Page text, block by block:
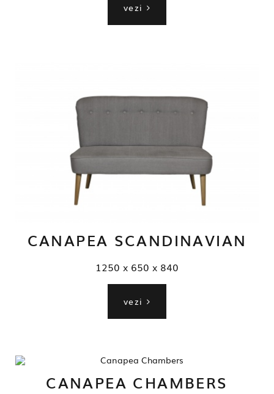
vezi
CANAPEA SCANDINAVIAN
1250 x 650 x 840
vezi
CANAPEA CHAMBERS